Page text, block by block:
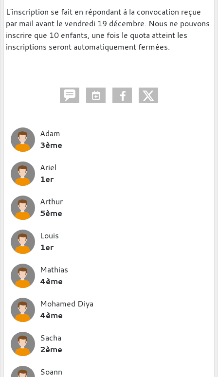
L'inscription se fait en répondant à la convocation reçue
par mail avant le vendredi 19 décembre. Nous ne pouvons
inscrire que 10 enfants, une fois le quota atteint les
inscriptions seront automatiquement fermées.
Adam
3ème
Ariel
1er
Arthur
5ème
Louis
1er
Mathias
4ème
Mohamed Diya
4ème
Sacha
2ème
Soann